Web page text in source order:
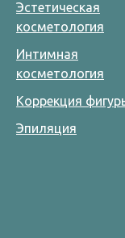
Эстетическая
косметология
Интимная
косметология
Коррекция
Эпиляция